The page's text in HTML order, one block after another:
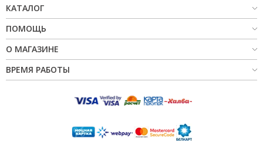
КАТАЛОГ
ПОМОЩЬ
О МАГАЗИНЕ
ВРЕМЯ РАБОТЫ